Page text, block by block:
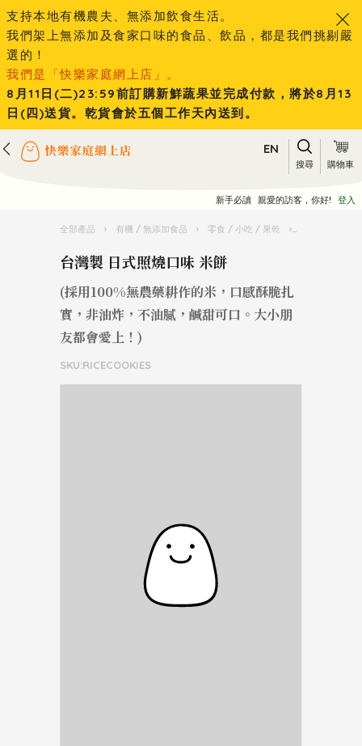
支持本地有機農夫、無添加飲食生活。
我們架上無添加及食家口味的食品、飲品，都是我們挑剔嚴
選的！
我們是「快樂家庭網上店」。
8月11日(二)23:59前訂購新鮮蔬果並完成付款，將於8月13
日(四)送貨。乾貨會於五個工作天內送到。
EN
搜尋 購物車
新手必讀 親愛的訪客，你好! 登入
全部產品 › 有機 / 無添加食品 › 零食 / 小吃 / 果乾 ›
台灣製 日式照燒口味 米餅
(採用100%無農藥耕作的米，口感酥脆扎
實，非油炸，不油膩，鹹甜可口。大小朋
友都會愛上！)
SKU:RICECOOKIES